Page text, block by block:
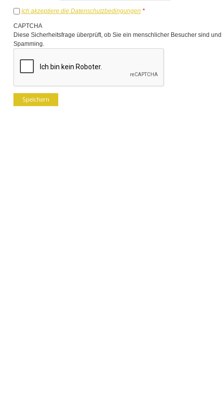
Ich akzeptiere die Datenschutzbedingungen *
CAPTCHA
Diese Sicherheitsfrage überprüft, ob Sie ein menschlicher Besucher sind
Spamming.